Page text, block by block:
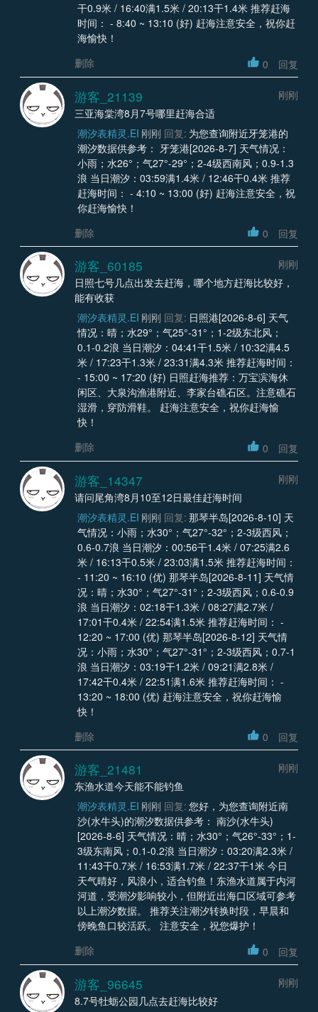
干0.9米 / 16:40满1.5米 / 20:13干1.4米 推荐赶海
时间： - 8:40 ~ 13:10 (好) 赶海注意安全，祝你赶
海愉快！
删除
0 回复
游客_21139
刚刚
三亚海棠湾8月7号哪里赶海合适
潮汐表精灵.EI 刚刚 回复: 为您查询附近牙笼港的
潮汐数据供参考： 牙笼港[2026-8-7] 天气情况：
小雨；水26°；气27°-29°；2-4级西南风；0.9-1.3
浪 当日潮汐：03:59满1.4米 / 12:46干0.4米 推荐
赶海时间： - 4:10 ~ 13:00 (好) 赶海注意安全，祝
你赶海愉快！
删除
0 回复
游客_60185
刚刚
日照七号几点出发去赶海，哪个地方赶海比较好，
能有收获
潮汐表精灵.EI 刚刚 回复: 日照港[2026-8-6] 天气
情况：晴；水29°；气25°-31°；1-2级东北风；
0.1-0.2浪 当日潮汐：04:41干1.5米 / 10:32满4.5
米 / 17:23干1.3米 / 23:31满4.3米 推荐赶海时间：
- 15:00 ~ 17:20 (好) 日照赶海推荐：万宝滨海休
闲区、大泉沟渔港附近、李家台礁石区。注意礁石
湿滑，穿防滑鞋。 赶海注意安全，祝你赶海愉
快！
删除
0 回复
游客_14347
刚刚
请问尾角湾8月10至12日最佳赶海时间
潮汐表精灵.EI 刚刚 回复: 那琴半岛[2026-8-10] 天
气情况：小雨；水30°；气27°-32°；2-3级西风；
0.6-0.7浪 当日潮汐：00:56干1.4米 / 07:25满2.6
米 / 16:13干0.5米 / 23:03满1.5米 推荐赶海时间：
- 11:20 ~ 16:10 (优) 那琴半岛[2026-8-11] 天气情
况：晴；水30°；气27°-31°；2-3级西风；0.6-0.9
浪 当日潮汐：02:18干1.3米 / 08:27满2.7米 /
17:01干0.4米 / 22:54满1.5米 推荐赶海时间： -
12:20 ~ 17:00 (优) 那琴半岛[2026-8-12] 天气情
况：小雨；水30°；气27°-31°；2-3级西风；0.7-1
浪 当日潮汐：03:19干1.2米 / 09:21满2.8米 /
17:42干0.4米 / 22:51满1.6米 推荐赶海时间： -
13:20 ~ 18:00 (优) 赶海注意安全，祝你赶海愉
快！
删除
0 回复
游客_21481
刚刚
东渔水道今天能不能钓鱼
潮汐表精灵.EI 刚刚 回复: 您好，为您查询附近南
沙(水牛头)的潮汐数据供参考： 南沙(水牛头)
[2026-8-6] 天气情况：晴；水30°；气26°-33°；1-
3级东南风；0.1-0.2浪 当日潮汐：03:20满2.3米 /
11:43干0.7米 / 16:53满1.7米 / 22:37干1米 今日
天气晴好，风浪小，适合钓鱼！东渔水道属于内河
河道，受潮汐影响较小，但附近出海口区域可参考
以上潮汐数据。 推荐关注潮汐转换时段，早晨和
傍晚鱼口较活跃。 注意安全，祝您爆护！
删除
0 回复
游客_96645
刚刚
8.7号牡蛎公园几点去赶海比较好